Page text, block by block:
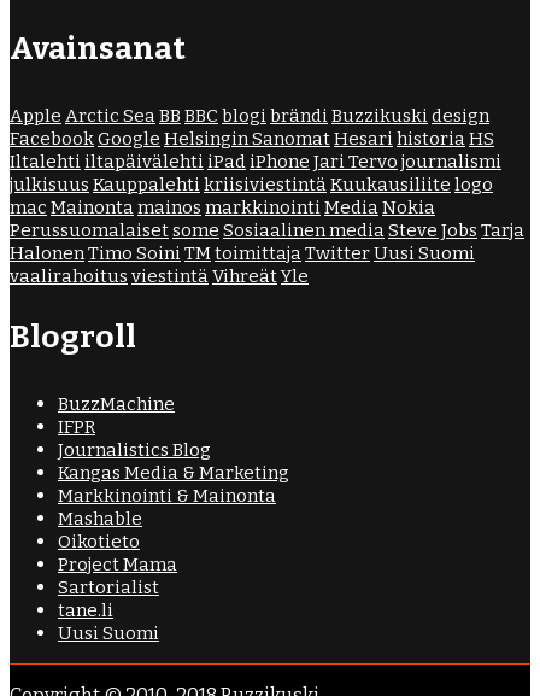
Avainsanat
Apple Arctic SeaBB BBC blogibrändiBuzzikuskidesign
FacebookGoogle Helsingin SanomatHesarihistoriaHS
Iltalehti iltapäivälehti iPad iPhone Jari Tervo journalismi
julkisuus KauppalehtikriisiviestintäKuukausiliite logo
mac Mainontamainos markkinointiMediaNokia
Perussuomalaisetsome Sosiaalinen mediaSteve Jobs Tarja
HalonenTimo SoiniTMtoimittajaTwitterUusi Suomi
vaalirahoitus viestintäVihreätYle
Blogroll
BuzzMachine
IFPR
Journalistics Blog
Kangas Media & Marketing
Markkinointi & Mainonta
Mashable
Oikotieto
Project Mama
Sartorialist
tane.li
Uusi Suomi